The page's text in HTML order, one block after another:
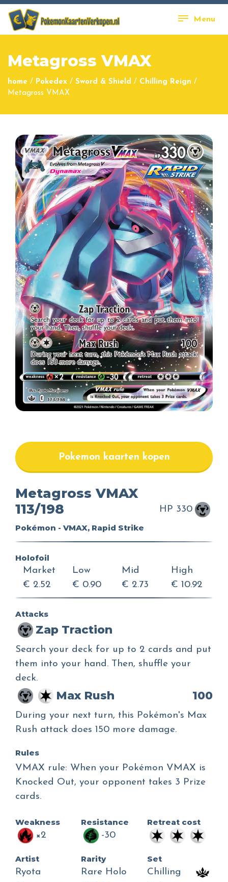
Menu
Metagross VMAX
home / Pokedex / Sword & Shield / Chilling Reign /
Metagross VMAX
Pokemon kaarten kopen
Metagross VMAX
113/198
Pokémon - VMAX, Rapid Strike
HP 330
Holofoil
Market
€ 2.52
Low
€ 0.90
Mid
€ 2.73
High
€ 10.92
Attacks
Zap Traction
Search your deck for up to 2 cards and put
them into your hand. Then, shuffle your
deck.
Max Rush 100
During your next turn, this Pokémon's Max
Rush attack does 150 more damage.
Rules
VMAX rule: When your Pokémon VMAX is
Knocked Out, your opponent takes 3 Prize
cards.
Weakness
×2
Resistance
-30
Retreat cost
Artist
Ryota
Rarity
Rare Holo
Set
Chilling